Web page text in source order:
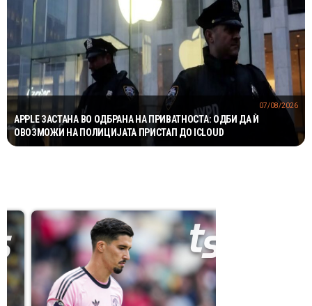
APPLE ЗАСТАНА ВО ОДБРАНА НА ПРИВАТНОСТА: ОДБИ ДА Ѝ
ОВОЗМОЖИ НА ПОЛИЦИЈАТА ПРИСТАП ДО ICLOUD
07/08/2026